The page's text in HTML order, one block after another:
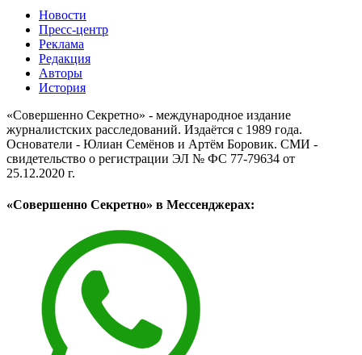
Новости
Пресс-центр
Реклама
Редакция
Авторы
История
«Совершенно Секретно» - международное издание
журналистских расследований. Издаётся с 1989 года.
Основатели - Юлиан Семёнов и Артём Боровик. CМИ -
свидетельство о регистрации ЭЛ № ФС 77-79634 от
25.12.2020 г.
«Совершенно Секретно» в Мессенджерах: